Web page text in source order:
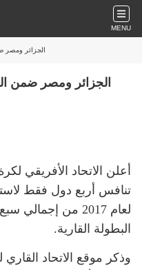
MENU
» الجزائر ومصر
الجزائر ومصر ضمن
أعلن الاتحاد الأفريقي
تنافس أربع دول فقط
لعام 2017 من
البطولة القارية.
وذكر موقع الاتحاد